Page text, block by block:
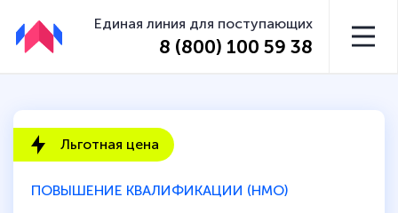
Единая линия для поступающих
8 (800) 100 59 38
ПОВЫШЕНИЕ КВАЛИФИКАЦИИ (НМО)
Льготная цена